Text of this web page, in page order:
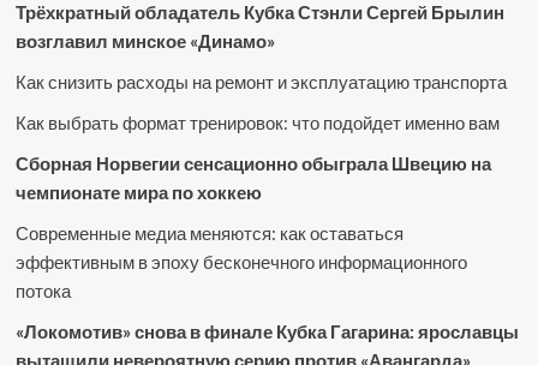
Трёхкратный обладатель Кубка Стэнли Сергей Брылин
возглавил минское «Динамо»
Как снизить расходы на ремонт и эксплуатацию транспорта
Как выбрать формат тренировок: что подойдет именно вам
Сборная Норвегии сенсационно обыграла Швецию на
чемпионате мира по хоккею
Современные медиа меняются: как оставаться
эффективным в эпоху бесконечного информационного
потока
«Локомотив» снова в финале Кубка Гагарина: ярославцы